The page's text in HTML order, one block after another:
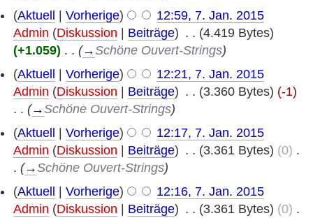
(Aktuell Vorherige)
12:59, 7. Jan. 2015
Admin (Diskussion Beiträge) . . (4.419 Bytes)
(+1.059) . . (→Schöne Ouvert-Strings)
(Aktuell Vorherige)
12:21, 7. Jan. 2015
Admin (Diskussion Beiträge) . . (3.360 Bytes) (-1)
. . (→Schöne Ouvert-Strings)
(Aktuell | Vorherige)
12:17, 7. Jan. 2015
Admin (Diskussion | Beiträge) . . (3.361 Bytes) (0) .
. (→Schöne Ouvert-Strings)
(Aktuell | Vorherige)
12:16, 7. Jan. 2015
Admin (Diskussion | Beiträge) . . (3.361 Bytes) (0) .